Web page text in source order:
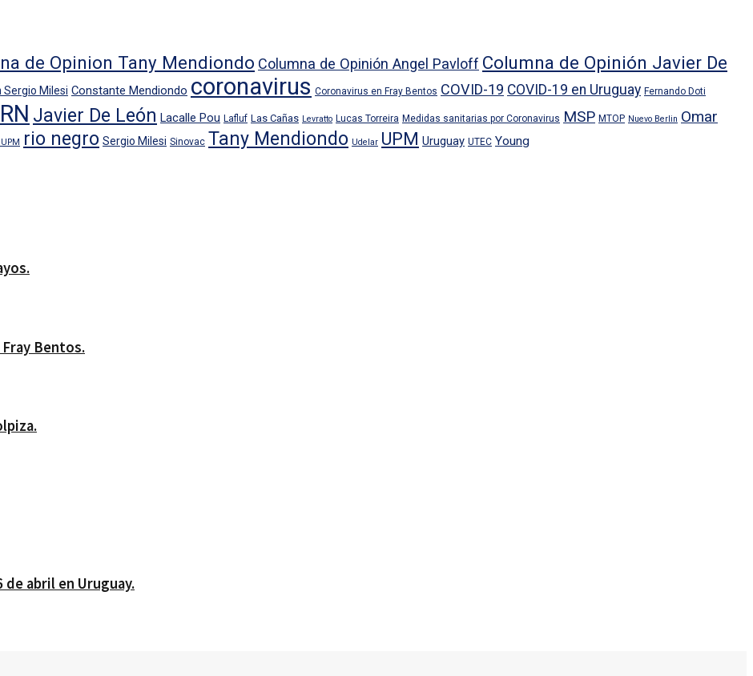
de Opinion Tany Mendiondo Columna de Opinión Angel Pavloff Columna de Opinión Javier De
Sergio Milesi Constante Mendiondo coronavirus Coronavirus en Fray Bentos COVID-19 COVID-19 en Uruguay Fernando Doti
Javier De León Lacalle Pou Lafluf Las Cañas Levratto Lucas Torreira Medidas sanitarias por Coronavirus MSP MTOP Nuevo Berlin Omar
rio negro Sergio Milesi Sinovac Tany Mendiondo Udelar UPM Uruguay UTEC Young
Bentos.
abril en Uruguay.